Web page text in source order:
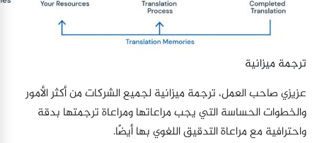
ترجمة ميزانية
عزيزي صاحب العمل، ترجمة ميزانية لجميع الشركات من أكثر الأمور
والخطوات الحساسة التي يجب مراعاتها ومراعاة ترجمتها بدقة
واحترافية مع مراعاة التدقيق اللغوي بها أيضًا.